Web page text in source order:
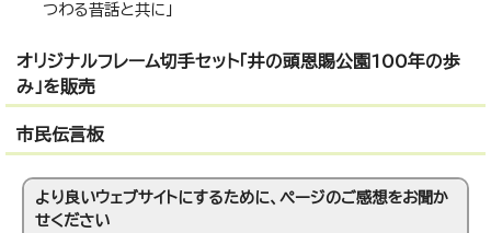
つわる昔話と共に」
オリジナルフレーム切手セット「井の頭恩賜公園100年の歩
み」を販売
市民伝言板
より良いウェブサイトにするために、ページのご感想をお聞か
せください